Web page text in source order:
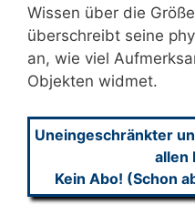
Wissen über die
überschreibt seine
an, wie viel
Objekten widmet.
Uneingeschränkter
allen
Kein Abo! (Schon